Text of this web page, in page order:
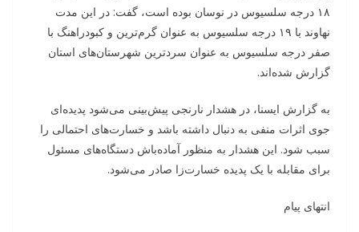
۱۸ درجه سلسیوس در نوسان بوده است، گفت: در این مدت
نهاوند با ۱۹ درجه سلسیوس به عنوان گرم‌ترین و کبودراهنگ با
صفر درجه سلسیوس به عنوان سردترین شهرستان‌های استان
گزارش شده‌اند.
به گزارش ایسنا، در هشدار نارنجی پیش‌بینی می‌شود پدیده‌ای
جوی اثرات منفی به دنبال داشته باشد و خسارت‌های احتمالی را
سبب شود. این هشدار به منظور آماده‌باش دستگاه‌های مسئول
برای مقابله با یک پدیده خسارت‌زا صادر می‌شود.
انتهای پیام